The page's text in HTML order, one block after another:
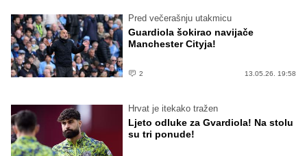
Pred večerašnju utakmicu
Guardiola šokirao navijače
Manchester Cityja!
2 13.05.26. 19:58
Hrvat je itekako tražen
Ljeto odluke za Gvardiola! Na stolu
su tri ponude!